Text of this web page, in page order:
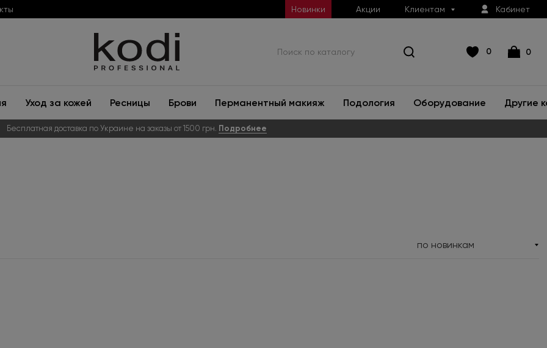
Новинки Акции Клиентам Кабинет
0 0
Уход за кожей Ресницы Брови Перманентный макияж Подология Оборудование Другие
Бесплатная доставка по Украине на заказы от 1500 грн. Подробнее
по новинкам